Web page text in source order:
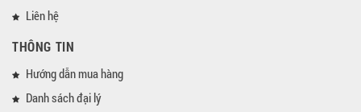
Liên hệ
THÔNG TIN
Hướng dẫn mua hàng
Danh sách đại lý